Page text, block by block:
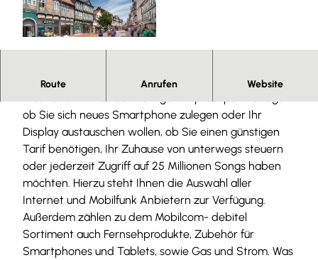
Route Anrufen Website
Freenet Shop in Wolfenbüttel.
ob Sie sich neues Smartphone zulegen oder Ihr
Display austauschen wollen, ob Sie einen günstigen
Tarif benötigen, Ihr Zuhause von unterwegs steuern
oder jederzeit Zugriff auf 25 Millionen Songs haben
möchten. Hierzu steht Ihnen die Auswahl aller
Internet und Mobilfunk Anbietern zur Verfügung.
Außerdem zählen zu dem Mobilcom- debitel
Sortiment auch Fernsehprodukte, Zubehör für
Smartphones und Tablets, sowie Gas und Strom. Was